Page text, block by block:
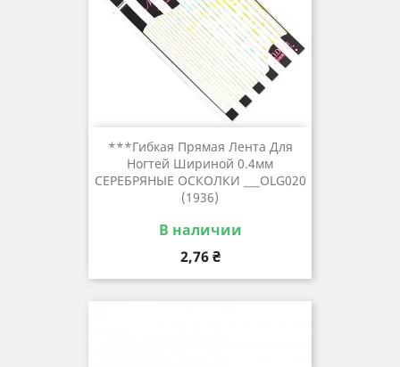
***Гибкая Прямая Лента Для
Ногтей Шириной 0.4мм
СЕРЕБРЯНЫЕ ОСКОЛКИ ___OLG020
(1936)
В наличии
Цена
2,76 ₴